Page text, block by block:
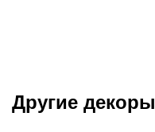
Другие декоры